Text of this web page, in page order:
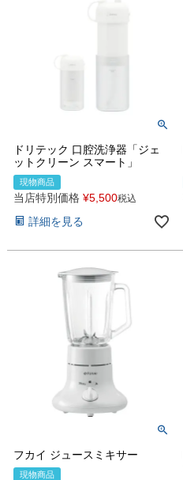
ドリテック 口腔洗浄器「ジェ
ットクリーン スマート」
現物商品
当店特別価格 ¥5,500税込
詳細を見る
フカイ ジュースミキサー
現物商品